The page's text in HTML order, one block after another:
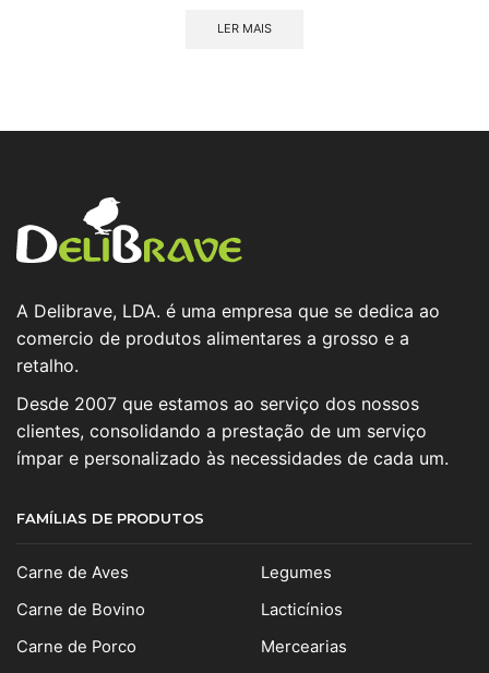
LER MAIS
A Delibrave, LDA. é uma empresa que se dedica ao
comercio de produtos alimentares a grosso e a
retalho.
Desde 2007 que estamos ao serviço dos nossos
clientes, consolidando a prestação de um serviço
ímpar e personalizado às necessidades de cada um.
FAMÍLIAS DE PRODUTOS
Carne de Aves
Carne de Bovino
Carne de Porco
Legumes
Lacticínios
Mercearias